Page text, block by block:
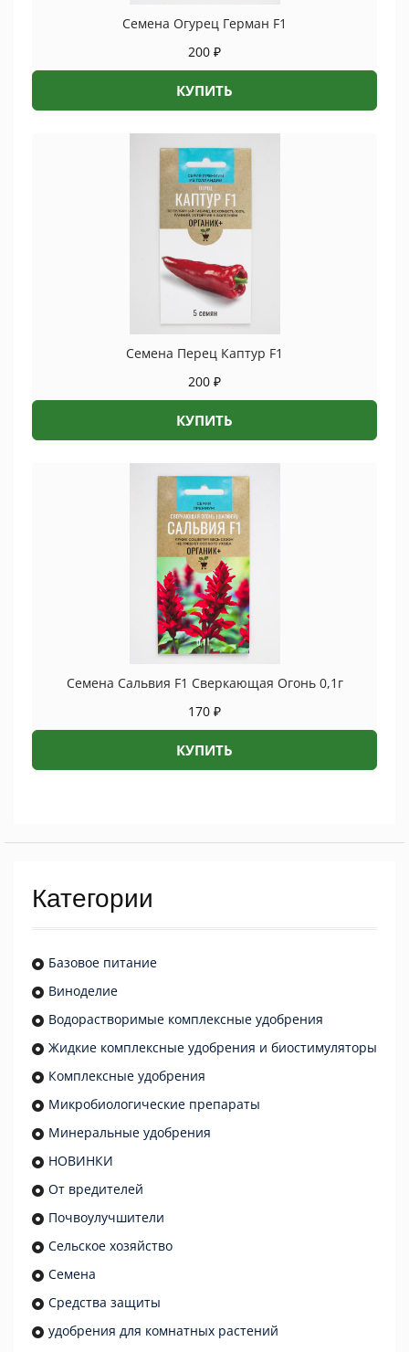
Семена Огурец Герман F1
200 ₽
КУПИТЬ
Семена Перец Каптур F1
200 ₽
КУПИТЬ
Семена Сальвия F1 Сверкающая Огонь 0,1г
170 ₽
КУПИТЬ
Категории
Базовое питание
Виноделие
Водорастворимые комплексные удобрения
Жидкие комплексные удобрения и биостимуляторы
Комплексные удобрения
Микробиологические препараты
Минеральные удобрения
НОВИНКИ
От вредителей
Почвоулучшители
Сельское хозяйство
Семена
Средства защиты
удобрения для комнатных растений